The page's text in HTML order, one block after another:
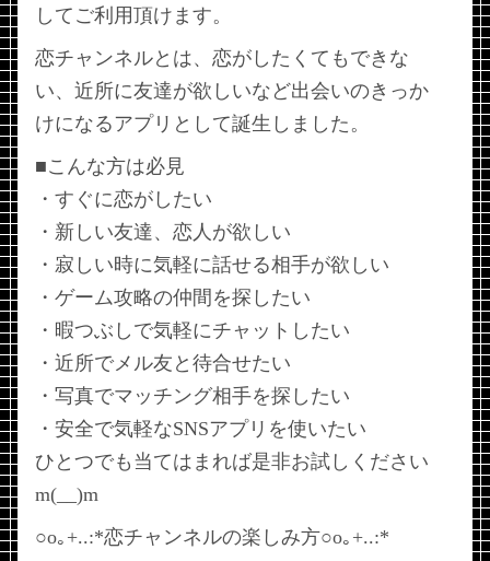
してご利用頂けます。
恋チャンネルとは、恋がしたくてもできな
い、近所に友達が欲しいなど出会いのきっか
けになるアプリとして誕生しました。
■こんな方は必見
・すぐに恋がしたい
・新しい友達、恋人が欲しい
・寂しい時に気軽に話せる相手が欲しい
・ゲーム攻略の仲間を探したい
・暇つぶしで気軽にチャットしたい
・近所でメル友と待合せたい
・写真でマッチング相手を探したい
・安全で気軽なSNSアプリを使いたい
ひとつでも当てはまれば是非お試しください
m(__)m
○o｡+..:*恋チャンネルの楽しみ方○o｡+..:*